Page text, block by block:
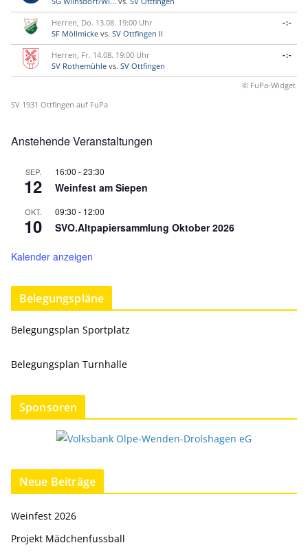
Herren, Do. 13.08. 19:00 Uhr
SF Möllmicke vs. SV Ottfingen II
-:-
Herren, Fr. 14.08. 19:00 Uhr
SV Rothemühle vs. SV Ottfingen
-:-
© FuPa-Widget
SV 1931 Ottfingen auf FuPa
Anstehende Veranstaltungen
SEP.
12
16:00 -23:30
Weinfest am Siepen
OKT.
10
09:30 - 12:00
SVO.Altpapiersammlung Oktober 2026
Kalender anzeigen
Belegungspläne
Belegungsplan Sportplatz
Belegungsplan Turnhalle
Sponsoren
Neue Beiträge
Weinfest 2026
Projekt Mädchenfussball